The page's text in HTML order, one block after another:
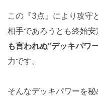
この『3点』により攻守
相手であろうとも終始安
も言われぬ“デッキパワ
力です。
そんなデッキパワーを